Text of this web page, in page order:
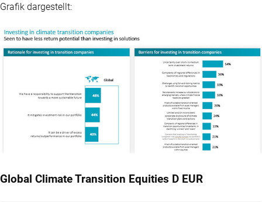
Grafik dargestellt:
Global Climate Transition Equities D EUR